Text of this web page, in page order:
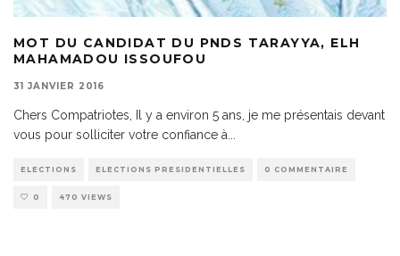
MOT DU CANDIDAT DU PNDS TARAYYA, ELH
MAHAMADOU ISSOUFOU
31 JANVIER 2016
Chers Compatriotes, Il y a environ 5 ans, je me présentais devant
vous pour solliciter votre confiance à
ELECTIONS ELECTIONS PRESIDENTIELLES 0 COMMENTAIRE
0 470 VIEWS